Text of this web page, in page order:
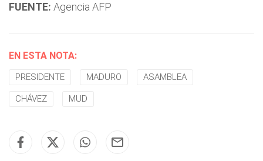
FUENTE: Agencia AFP
EN ESTA NOTA:
PRESIDENTE MADURO ASAMBLEA
CHÁVEZ MUD